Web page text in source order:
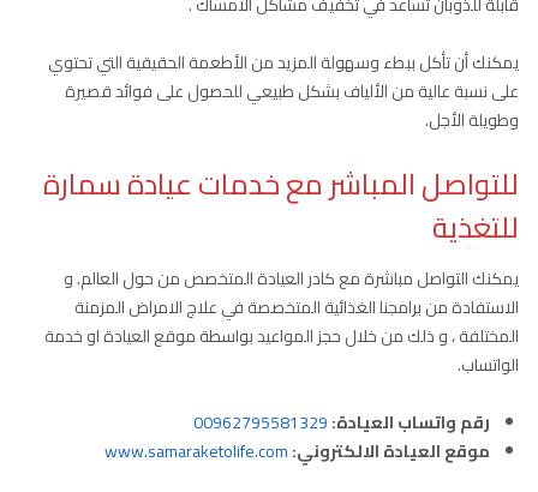
يمكنك أن تأكل ببطء وسهولة المزيد من الأطعمة الحقيقية التي تحتوي
على نسبة عالية من الألياف بشكل طبيعي للحصول على فوائد قصيرة
وطويلة الأجل.
للتواصل المباشر مع خدمات عيادة سمارة
للتغذية
يمكنك التواصل مباشرة مع كادر العيادة المتخصص من حول العالم. و
الاستفادة من برامجنا الغذائية المتخصصة في علاج الامراض المزمنة
المختلفة ، و ذلك من خلال حجز المواعيد بواسطة موقع العيادة او خدمة
الواتساب.
رقم واتساب العيادة:00962795581329
موقع العيادة الالكتروني:www.samaraketolife.com